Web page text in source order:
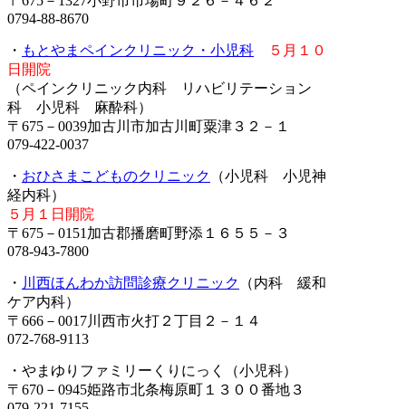
0794-88-8670
・ もとやまペインクリニック・小児科
５月１０
日開院
（ペインクリニック内科 リハビリテーション
科 小児科 麻酔科）
〒675－0039加古川市加古川町粟津３２－１
079-422-0037
・ おひさまこどものクリニック
（小児科 小児神
経内科）
５月１日開院
〒675－0151加古郡播磨町野添１６５５－３
078-943-7800
・ 川西ほんわか訪問診療クリニック
（内科 緩和
ケア内科）
〒666－0017川西市火打２丁目２－１４
072-768-9113
・やまゆりファミリーくりにっく（小児科）
〒670－0945姫路市北条梅原町１３００番地３